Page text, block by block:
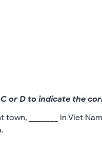
or D to indicate the
town, _______ in Viet